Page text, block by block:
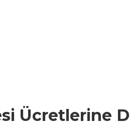
Ücretlerine